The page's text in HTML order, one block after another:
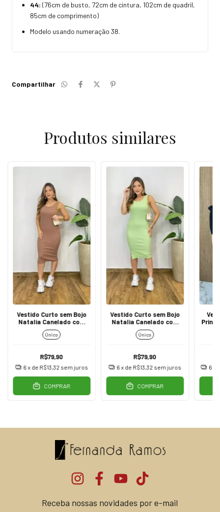
44: (76cm de busto, 72cm de cintura, 102cm de quadril,
85cm de comprimento)
Modelo usando numeração 38.
Compartilhar
Produtos similares
Vestido Curto sem Bojo
Natalia Canelado com
Fenda Bege
Único
R$79,90
6x de R$13,32 sem juros
COMPRAR
Vestido Curto sem Bojo
Natalia Canelado com
Fenda Verde Menta
Único
R$79,90
6x de R$13,32 sem juros
COMPRAR
6
Receba nossas novidades por e-mail